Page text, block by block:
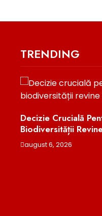
TRENDING